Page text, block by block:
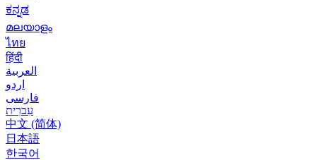
ಕನ್ನಡ
മലയാളം
ไทย
हिंदी
العربية
اردو
فارسی
עִברִית
中文 (简体)
日本語
한국어